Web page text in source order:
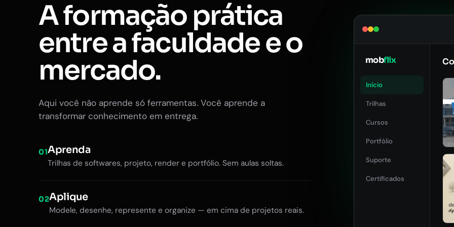
A formação prática
entre a faculdade e o
mercado.
Aqui você não aprende só ferramentas. Você aprende a
transformar conhecimento em entrega.
01Aprenda
Trilhas de softwares, projeto, render e portfólio. Sem aulas soltas.
02Aplique
Modele, desenhe, represente e organize — em cima de projetos reais.
mobflix
Início
Trilhas
Cursos
Portfólio
Suporte
Certificados